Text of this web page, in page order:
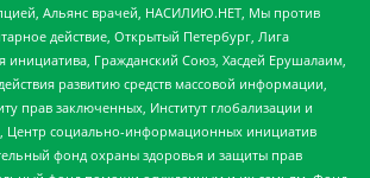
Альянс врачей, НАСИЛИЮ.НЕТ, Мы против
действие, Открытый Петербург, Лига
инициатива, Гражданский Союз, Хасдей Ерушалаим,
развитию средств массовой информации,
прав заключенных, Институт глобализации и
Центр социально-информационных инициатив
фонд охраны здоровья и защиты прав